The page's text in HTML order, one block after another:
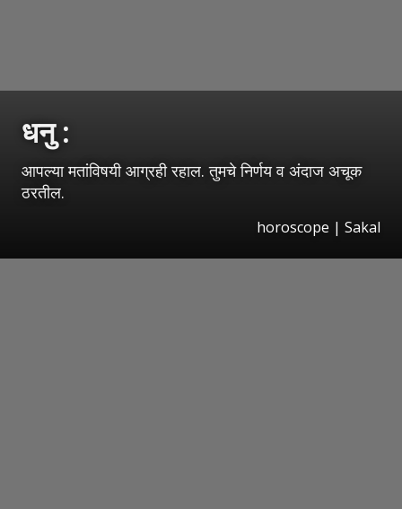
धनु :
आपल्या मतांविषयी आग्रही रहाल. तुमचे निर्णय व अंदाज अचूक
ठरतील.
horoscope | Sakal